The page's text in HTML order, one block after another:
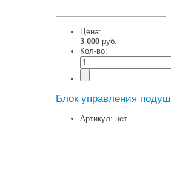
Цена:
3 000 руб.
Кол-во:
Блок управления
Артикул: нет